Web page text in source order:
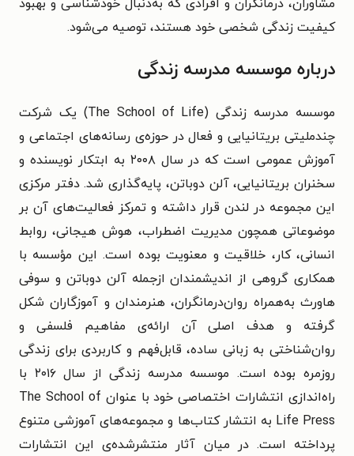
مشاوران، درمانگران و افرادی که به‌دنبال خودشناسی و بهبود
کیفیت زندگی شخصی خود هستند، توصیه می‌شود.
درباره موسسه مدرسه زندگی
موسسه مدرسه زندگی (The School of Life) یک شرکت
چندملیتی بریتانیایی و فعال در حوزه‌ی رسانه‌های اجتماعی و
آموزش عمومی است که در سال ۲۰۰۸ به ابتکار نویسنده و
سخنران بریتانیایی، آلن دوباتن، پایه‌گذاری شد. دفتر مرکزی
این مجموعه در لندن قرار داشته و تمرکز فعالیت‌های آن بر
موضوعاتی همچون مدیریت اضطراب، هوش هیجانی، روابط
انسانی، کار، خلاقیت و معنویت بوده است. این مؤسسه با
همکاری گروهی از اندیشمندان ازجمله آلن دوباتن و سوفی
هاورث به‌همراه روان‌درمانگران، هنرمندان و آموزگاران شکل
گرفته و هدف اصلی آن ارائه‌ی مفاهیم فلسفی و
روان‌شناختی به زبانی ساده، قابل‌فهم و کاربردی برای زندگی
روزمره بوده است. موسسه مدرسه زندگی
از سال ۲۰۱۶ با
راه‌اندازی انتشارات اختصاصی خود با عنوان The School of
Life Press به انتشار کتاب‌ها و مجموعه‌های آموزشی متنوع
پرداخته است. در میان آثار منتشرشده‌ی این انتشارات